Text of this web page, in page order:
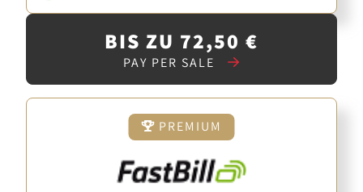
BIS ZU 72,50 €
PAY PER SALE
PREMIUM